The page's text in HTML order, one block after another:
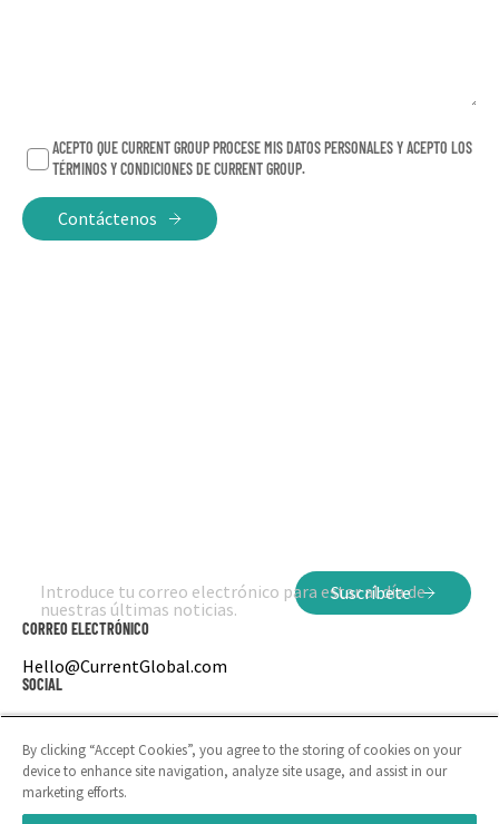
ACEPTO QUE CURRENT GROUP PROCESE MIS DATOS PERSONALES Y ACEPTO LOS
TÉRMINOS Y CONDICIONES DE CURRENT GROUP.
Contáctenos
Introduce tu correo electrónico para estar al día de
nuestras últimas noticias.
Suscríbete
CORREO ELECTRÓNICO
Hello@CurrentGlobal.com
SOCIAL
LinkedIn
Instagram
By clicking “Accept Cookies”, you agree to the storing of cookies on your
device to enhance site navigation, analyze site usage, and assist in our
marketing efforts.